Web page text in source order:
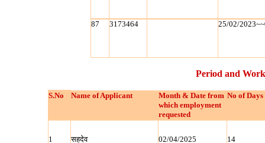
87 3173464 25/02/
Period and
S.No Name of Applicant
Month & Date from
which employment
requested
No of Days
1 सहदेव 02/04/2025 14